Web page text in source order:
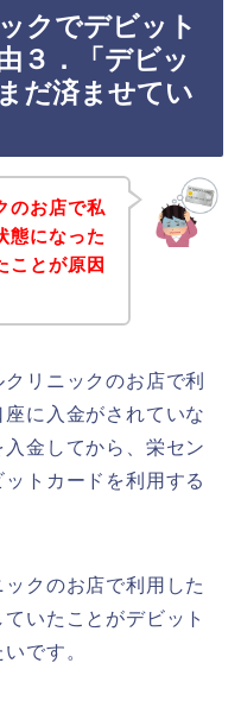
クでデビット
３．「デビッ
だ済ませてい
のお店で私
態になった
ことが原因
リニックのお店で利
に入金がされていな
金してから、栄セン
トカードを利用する
クのお店で利用した
いたことがデビット
です。